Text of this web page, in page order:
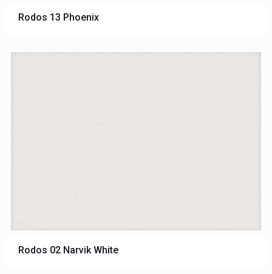
Rodos 13 Phoenix
Rodos 02 Narvik White